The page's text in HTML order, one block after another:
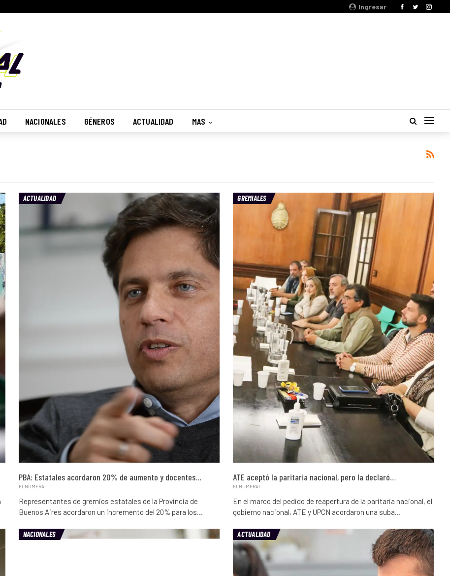
Ingresar
NACIONALES GÉNEROS ACTUALIDAD MAS
ACTUALIDAD
PBA: Estatales acordaron 20% de aumento y docentes…
ELNUMERAL
Representantes de gremios estatales de la Provincia de
Buenos Aires acordaron un incremento del 20% para los…
GREMIALES
ATE aceptó la paritaria nacional, pero la declaró…
ELNUMERAL
En el marco del pedido de reapertura de la paritaria nacional, el
gobierno nacional, ATE y UPCN acordaron una suba…
NACIONALES ACTUALIDAD